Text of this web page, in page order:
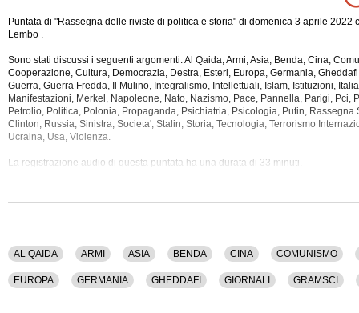
Puntata di "Rassegna delle riviste di politica e storia" di domenica 3 aprile 2022
Lembo .
Sono stati discussi i seguenti argomenti: Al Qaida, Armi, Asia, Benda, Cina,
Cooperazione, Cultura, Democrazia, Destra, Esteri, Europa, Germania,
Guerra, Guerra Fredda, Il Mulino, Integralismo, Intellettuali, Islam, Istituzioni,
Manifestazioni, Merkel, Napoleone, Nato, Nazismo, Pace, Pannella, Parigi, Pci,
Petrolio, Politica, Polonia, Propaganda, Psichiatria, Psicologia, Putin, Rassegna
Clinton, Russia, Sinistra, Societa', Stalin, Storia, Tecnologia, Terrorismo
Ucraina, Usa, Violenza.
La registrazione audio di questa puntata ha una durata di 33 minuti.
AL QAIDA ARMI ASIA BENDA CINA COMUNISMO
EUROPA GERMANIA GHEDDAFI GIORNALI GRAMSCI